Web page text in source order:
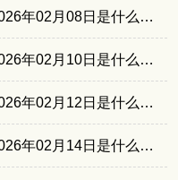
2026年02月08日是什么日子
2026年02月10日是什么日子
2026年02月12日是什么日子
2026年02月14日是什么日子